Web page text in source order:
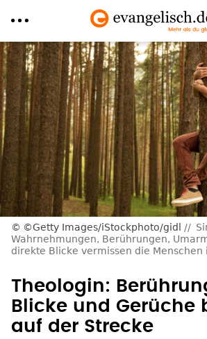
Direkt
zum
Inhalt
©Getty Images/iStockphoto/gidl
Wahrnehmungen, Berührungen,
direkte Blicke vermissen die Menschen
Theologin:
Blicke und Gerüche
auf der Strecke